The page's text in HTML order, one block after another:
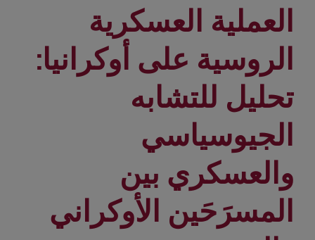
العملية العسكرية
الروسية على أوكرانيا:
تحليل للتشابه
الجيوسياسي
والعسكري بين
المسرَحَين الأوكراني